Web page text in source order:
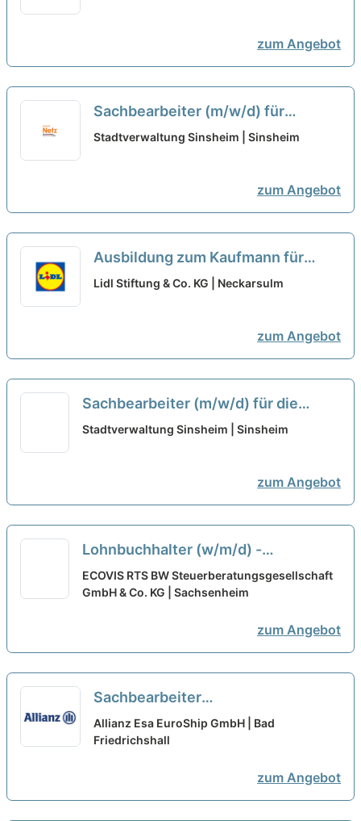
zum Angebot
Sachbearbeiter (m/w/d) für
Städtebau und Stadtentwicklung
Stadtverwaltung Sinsheim | Sinsheim
zum Angebot
Ausbildung zum Kaufmann für
Büromanagement - Schwerpunkt
Lidl Stiftung & Co. KG | Neckarsulm
zum Angebot
Sachbearbeiter (m/w/d) für die
untere Baurechtsbehörde neu
Stadtverwaltung Sinsheim | Sinsheim
zum Angebot
Lohnbuchhalter (w/m/d) -
Sachsenheim in Teilzeit neu
ECOVIS RTS BW Steuerberatungsgesellschaft
GmbH & Co. KG | Sachsenheim
zum Angebot
Sachbearbeiter
Wassersportversicherungen /
Beratung/ Vertragsbearbeitung/
Allianz Esa EuroShip GmbH | Bad
Friedrichshall
zum Angebot